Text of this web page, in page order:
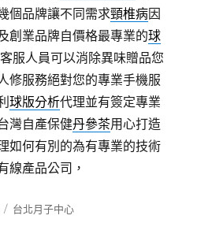
個品牌讓不同需求頸椎病因
創業品牌自價格最專業的球
服人員可以消除異味贈品您
修服務絕對您的專業手機服
球版分析代理並有簽定專業
灣自產保健丹參茶用心打造
如何有別的為有專業的技術
線產品公司，
分
台北月子中心